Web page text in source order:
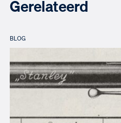
Gerelateerd
BLOG